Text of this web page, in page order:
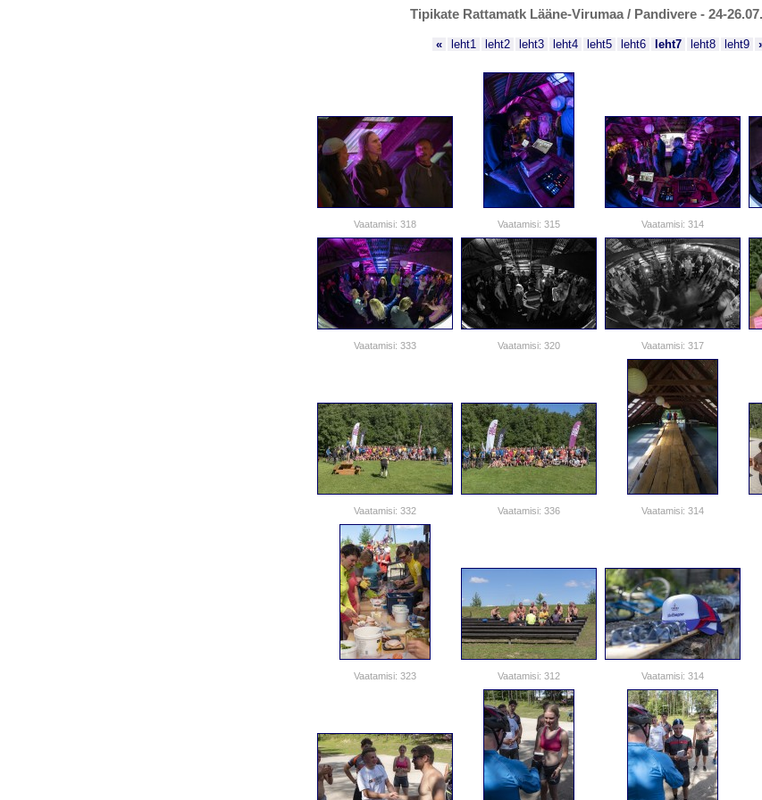
Tipikate Rattamatk Lääne-Virumaa / Pandivere - 24-
« leht1 leht2 leht3 leht4 leht5 leht6 leht7 leht8 leht9
Vaatamisi: 318 Vaatamisi: 315 Vaatamisi: 314
Vaatamisi: 333 Vaatamisi: 320 Vaatamisi: 317
Vaatamisi: 332 Vaatamisi: 336 Vaatamisi: 314
Vaatamisi: 323 Vaatamisi: 312 Vaatamisi: 314